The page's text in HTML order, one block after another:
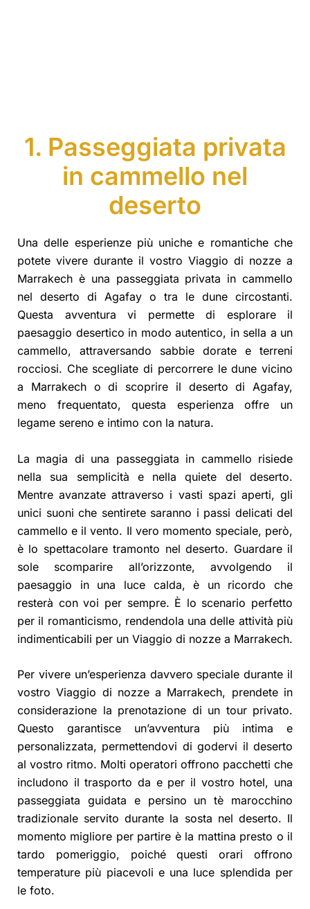
1. Passeggiata privata
in cammello nel
deserto
Una delle esperienze più uniche e romantiche che
potete vivere durante il vostro Viaggio di nozze a
Marrakech è una passeggiata privata in cammello
nel deserto di Agafay o tra le dune circostanti.
Questa avventura vi permette di esplorare il
paesaggio desertico in modo autentico, in sella a un
cammello, attraversando sabbie dorate e terreni
rocciosi. Che scegliate di percorrere le dune vicino
a Marrakech o di scoprire il deserto di Agafay,
meno frequentato, questa esperienza offre un
legame sereno e intimo con la natura.
La magia di una passeggiata in cammello risiede
nella sua semplicità e nella quiete del deserto.
Mentre avanzate attraverso i vasti spazi aperti, gli
unici suoni che sentirete saranno i passi delicati del
cammello e il vento. Il vero momento speciale, però,
è lo spettacolare tramonto nel deserto. Guardare il
sole scomparire all’orizzonte, avvolgendo il
paesaggio in una luce calda, è un ricordo che
resterà con voi per sempre. È lo scenario perfetto
per il romanticismo, rendendola una delle attività più
indimenticabili per un Viaggio di nozze a Marrakech.
Per vivere un’esperienza davvero speciale durante il
vostro Viaggio di nozze a Marrakech, prendete in
considerazione la prenotazione di un tour privato.
Questo garantisce un’avventura più intima e
personalizzata, permettendovi di godervi il deserto
al vostro ritmo. Molti operatori offrono pacchetti che
includono il trasporto da e per il vostro hotel, una
passeggiata guidata e persino un tè marocchino
tradizionale servito durante la sosta nel deserto. Il
momento migliore per partire è la mattina presto o il
tardo pomeriggio, poiché questi orari offrono
temperature più piacevoli e una luce splendida per
le foto.